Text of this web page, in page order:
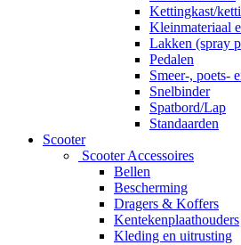
Kettingkast/
Kleinmateriaal
Lakken (spray
Pedalen
Smeer-, poets-
Snelbinder
Spatbord/Lap
Standaarden
Scooter
Scooter Accessoires
Bellen
Bescherming
Dragers & Koffers
Kentekenplaathouders
Kleding en uitrusting